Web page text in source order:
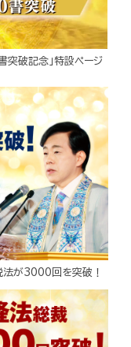
突破記念」特設ページ
法が3000回を突破！